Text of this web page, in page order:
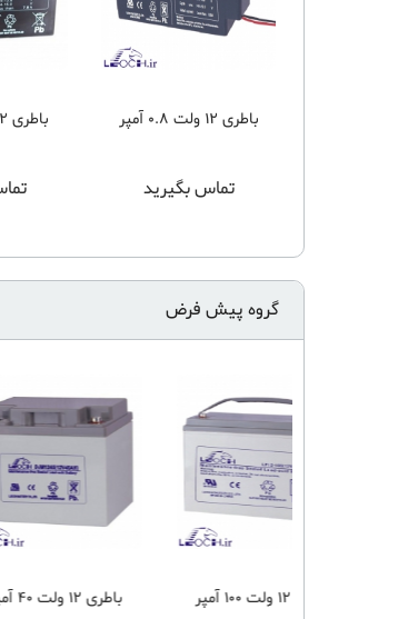
باطری 12 ولت 0.8 آمپر
تماس بگیرید
باطری 12 ولت 26 آمپر
گروه پیش فرض
باطری 6 ولت 4 آمپر باطری 6 ولت 5 آمپر